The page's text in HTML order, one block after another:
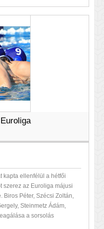
kapta ellenfélül a hétfői
szerez az Euroliga májusi
Biros Péter, Szécsi Zoltán,
Steinmetz Ádám,
a sorsolás